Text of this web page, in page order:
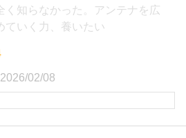
く知らなかった。アンテナを広
ていく力、養いたい
2026/02/08